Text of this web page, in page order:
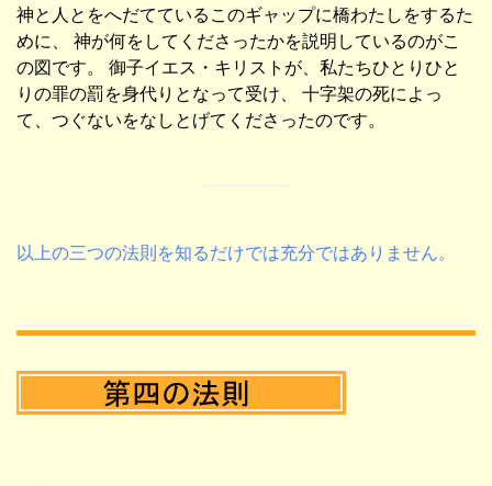
神と人とをへだてているこのギャップに橋わたしをするた
めに、 神が何をしてくださったかを説明しているのがこ
の図です。 御子イエス・キリストが、私たちひとりひと
りの罪の罰を身代りとなって受け、 十字架の死によっ
て、つぐないをなしとげてくださったのです。
以上の三つの法則を知るだけでは充分ではありません。